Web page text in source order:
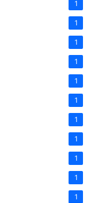
1
1
1
1
1
1
1
1
1
1
1